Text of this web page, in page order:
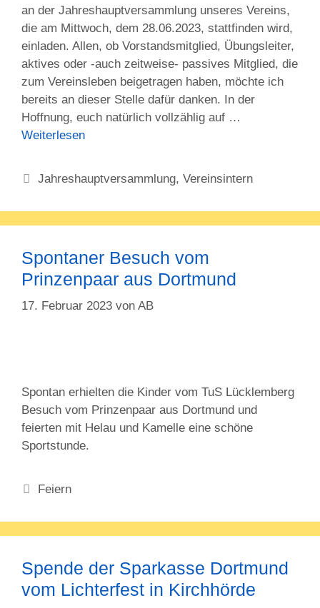
an der Jahreshauptversammlung unseres Vereins,
die am Mittwoch, dem 28.06.2023, stattfinden wird,
einladen. Allen, ob Vorstandsmitglied, Übungsleiter,
aktives oder -auch zeitweise- passives Mitglied, die
zum Vereinsleben beigetragen haben, möchte ich
bereits an dieser Stelle dafür danken. In der
Hoffnung, euch natürlich vollzählig auf …
Weiterlesen
Kategorien
Jahreshauptversammlung,Vereinsintern
Spontaner Besuch vom
Prinzenpaar aus Dortmund
17. Februar 2023 von AB
Spontan erhielten die Kinder vom TuS Lücklemberg
Besuch vom Prinzenpaar aus Dortmund und
feierten mit Helau und Kamelle eine schöne
Sportstunde.
Kategorien
Feiern
Spende der Sparkasse Dortmund
vom Lichterfest in Kirchhörde